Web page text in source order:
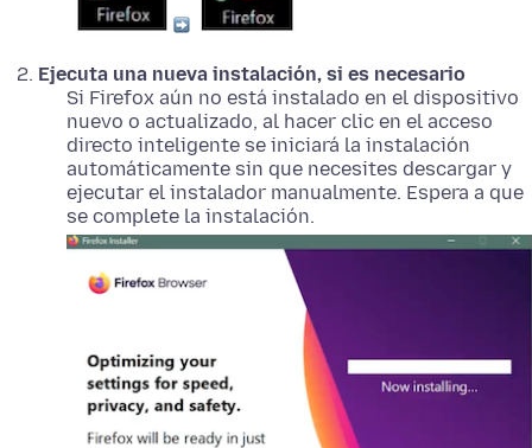
Ejecuta una nueva instalación, si es necesario
Si Firefox aún no está instalado en el dispositivo
nuevo o actualizado, al hacer clic en el acceso
directo inteligente se iniciará la instalación
automáticamente sin que necesites descargar y
ejecutar el instalador manualmente. Espera a que
se complete la instalación.